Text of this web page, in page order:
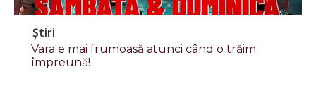
Știri
Vara e mai frumoasă atunci când o trăim
împreună!